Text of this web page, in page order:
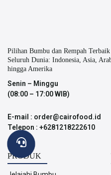
Pilihan Bumbu dan Rempah
Seluruh Dunia: Indonesia, Asia,
hingga Amerika
Senin – Minggu
(08:00 – 17:00 WIB)
E-mail : order@cairofood.id
Telepon : +6281218222610
PRODUK